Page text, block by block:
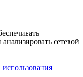
сетевой